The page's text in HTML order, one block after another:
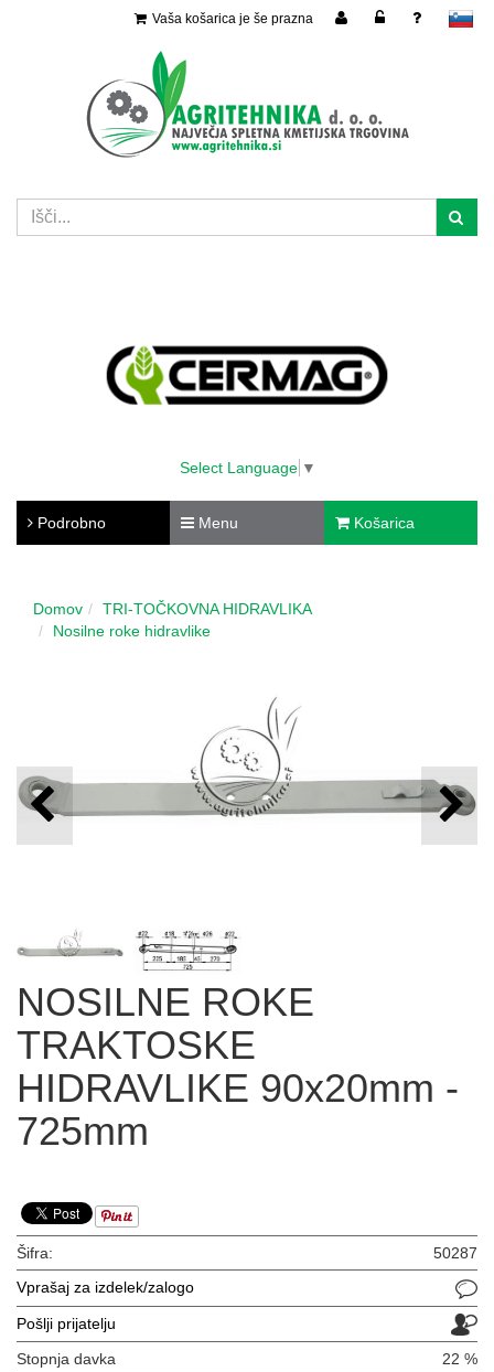
slovensko
Vaša košarica je še prazna
Select Language ▼
Podrobno Menu Košarica
Domov
TRI-TOČKOVNA HIDRAVLIKA
Nosilne roke hidravlike
NOSILNE ROKE
TRAKTOSKE
HIDRAVLIKE 90x20mm -
725mm
Šifra:
50287
Vprašaj za izdelek/zalogo
Pošlji prijatelju
Stopnja davka 22 %